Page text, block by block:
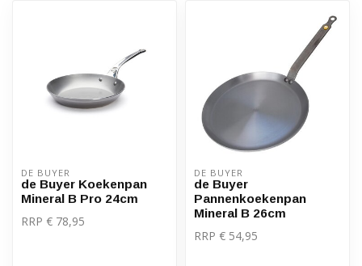
DE BUYER
de Buyer Koekenpan
Mineral B Pro 24cm
RRP € 78,95
DE BUYER
de Buyer
Pannenkoekenpan
Mineral B 26cm
RRP € 54,95